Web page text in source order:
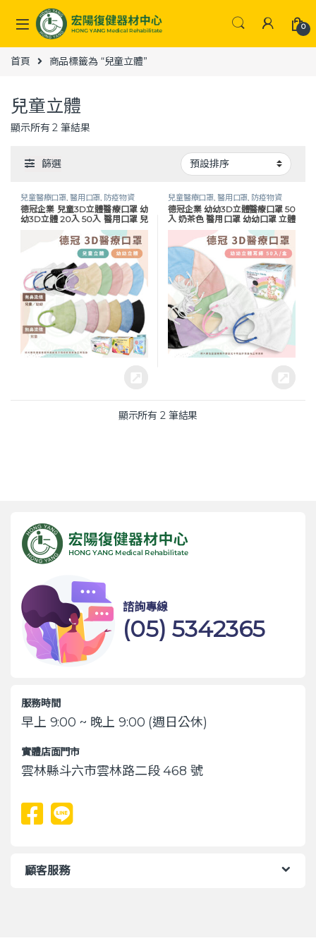
Skip to navigation
Skip to content
0
首頁 商品標籤為 “兒童立體”
兒童立體
顯示所有 2 筆結果
篩選
兒童醫療口罩 醫用口罩 防疫物資
德冠企業 兒童3D立體醫療口罩 幼
幼3D立體 20入 50入 醫用口罩 兒
童口罩 立體口罩 耳繩口罩
兒童醫療口罩 醫用口罩 防疫物資
德冠企業 幼幼3D立體醫療口罩 50
入 奶茶色 醫用口罩 幼幼口罩 立體
口罩 耳繩口罩
顯示所有 2 筆結果
諮詢專線
(05) 5342365
服務時間
早上 9:00 ~ 晚上 9:00 (週日公休)
實體店面門市
雲林縣斗六市雲林路二段 468 號
顧客服務